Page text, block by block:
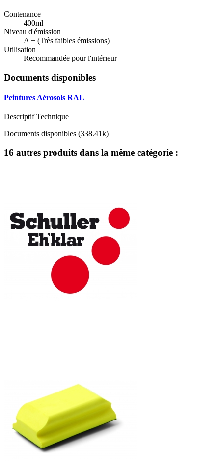
Contenance
400ml
Niveau d'émission
A + (Très faibles émissions)
Utilisation
Recommandée pour l'intérieur
Documents disponibles
Peintures Aérosols RAL
Descriptif Technique
Documents disponibles (338.41k)
16 autres produits dans la même catégorie :